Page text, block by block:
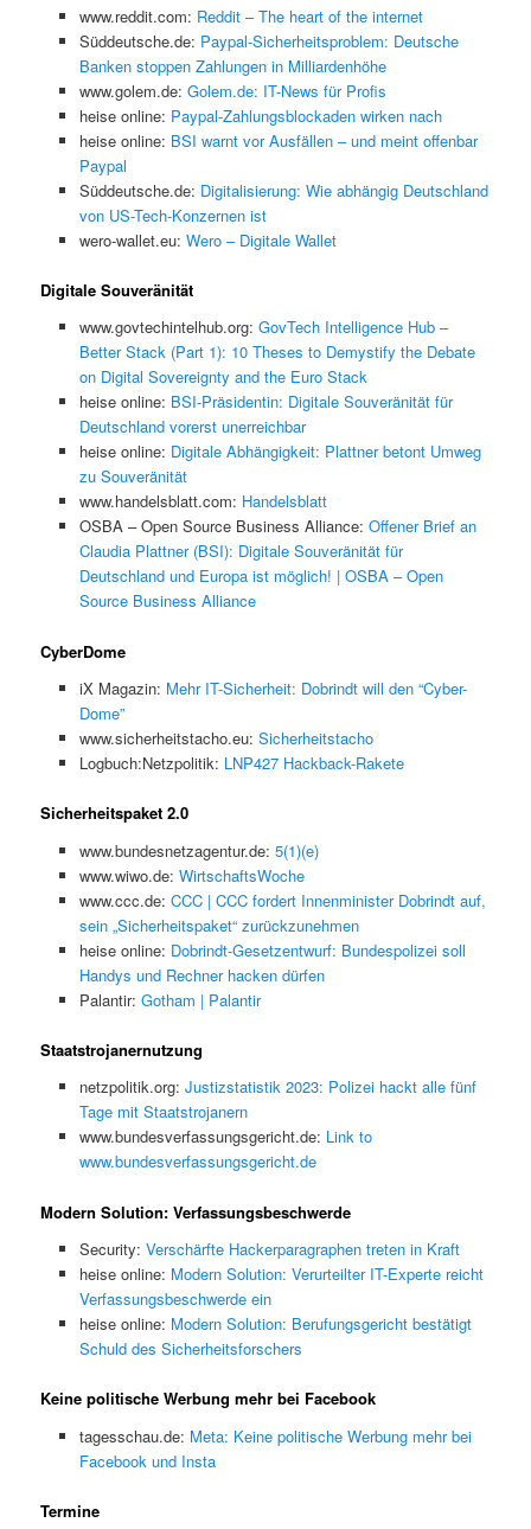
www.reddit.com: Reddit – The heart of the internet
Süddeutsche.de: Paypal-Sicherheitsproblem: Deutsche
Banken stoppen Zahlungen in Milliardenhöhe
www.golem.de: Golem.de: IT-News für Profis
heise online: Paypal-Zahlungsblockaden wirken nach
heise online: BSI warnt vor Ausfällen – und meint offenbar
Paypal
Süddeutsche.de: Digitalisierung: Wie abhängig Deutschland
von US-Tech-Konzernen ist
wero-wallet.eu: Wero – Digitale Wallet
Digitale Souveränität
www.govtechintelhub.org: GovTech Intelligence Hub –
Better Stack (Part 1): 10 Theses to Demystify the Debate
on Digital Sovereignty and the Euro Stack
heise online: BSI-Präsidentin: Digitale Souveränität für
Deutschland vorerst unerreichbar
heise online: Digitale Abhängigkeit: Plattner betont Umweg
zu Souveränität
www.handelsblatt.com: Handelsblatt
OSBA – Open Source Business Alliance: Offener Brief an
Claudia Plattner (BSI): Digitale Souveränität für
Deutschland und Europa ist möglich! | OSBA – Open
Source Business Alliance
CyberDome
iX Magazin: Mehr IT-Sicherheit: Dobrindt will den “Cyber-
Dome”
www.sicherheitstacho.eu: Sicherheitstacho
Logbuch:Netzpolitik: LNP427 Hackback-Rakete
Sicherheitspaket 2.0
www.bundesnetzagentur.de: 5(1)(e)
www.wiwo.de: WirtschaftsWoche
www.ccc.de: CCC | CCC fordert Innenminister Dobrindt auf,
sein „Sicherheitspaket“ zurückzunehmen
heise online: Dobrindt-Gesetzentwurf: Bundespolizei soll
Handys und Rechner hacken dürfen
Palantir: Gotham | Palantir
Staatstrojanernutzung
netzpolitik.org: Justizstatistik 2023: Polizei hackt alle fünf
Tage mit Staatstrojanern
www.bundesverfassungsgericht.de: Link to
www.bundesverfassungsgericht.de
Modern Solution: Verfassungsbeschwerde
Security: Verschärfte Hackerparagraphen treten in Kraft
heise online: Modern Solution: Verurteilter IT-Experte reicht
Verfassungsbeschwerde ein
heise online: Modern Solution: Berufungsgericht bestätigt
Schuld des Sicherheitsforschers
Keine politische Werbung mehr bei Facebook
tagesschau.de: Meta: Keine politische Werbung mehr bei
Facebook und Insta
Termine